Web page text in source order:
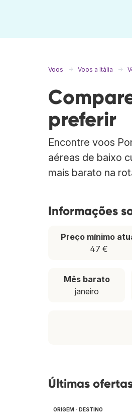
Voos Voos a Itália
preferir
Encontre voos
aéreas de baixo
mais barato na
Informações
Preço mínimo
47 €
Mês barato
janeiro
Últimas
ORIGEM - DESTINO